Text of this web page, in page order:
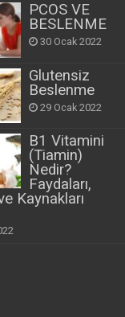
PCOS VE
BESLENME
30 Ocak 2022
Glutensiz
Beslenme
29 Ocak 2022
B1 Vitamini
(Tiamin)
Nedir?
Faydaları,
Kaynakları